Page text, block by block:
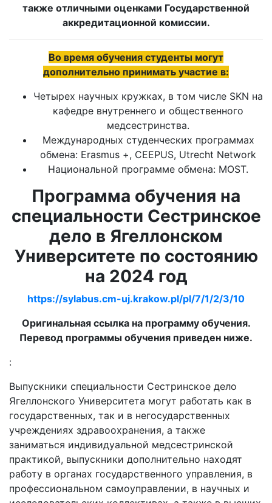
также отличными оценками Государственной
аккредитационной комиссии.
Во время обучения студенты могут
дополнительно принимать участие в:
Четырех научных кружках, в том числе SKN на
кафедре внутреннего и общественного
медсестринства.
Международных студенческих программах
обмена: Erasmus +, CEEPUS, Utrecht Network
Национальной программе обмена: MOST.
Программа обучения на
специальности Сестринское
дело в Ягеллонском
Университете по состоянию
на 2024 год
https://sylabus.cm-uj.krakow.pl/pl/7/1/2/3/10
Оригинальная ссылка на программу обучения.
Перевод программы обучения приведен ниже.
:
Выпускники специальности Сестринское дело
Ягеллонского Университета могут работать как в
государственных, так и в негосударственных
учреждениях здравоохранения, а также
заниматься индивидуальной медсестринской
практикой, выпускники дополнительно находят
работу в органах государственного управления, в
профессиональном самоуправлении, в научных и